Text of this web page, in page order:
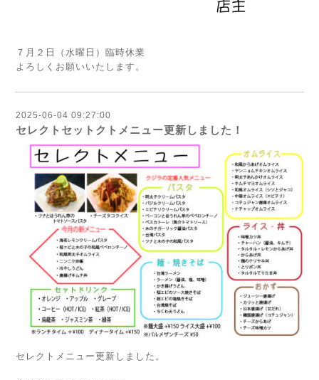
７月２日（水曜日）臨時休業
よろしくお願いいたします。
2025-06-04 09:27:00
セレクトセットクトメニュー更新しました！
セレクトメニュー更新しました。